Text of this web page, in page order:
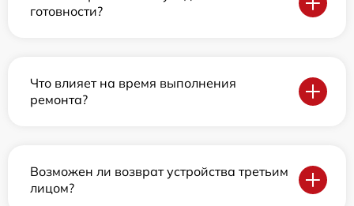
готовности?
Что влияет на время выполнения
ремонта?
Возможен ли возврат устройства третьим
лицом?